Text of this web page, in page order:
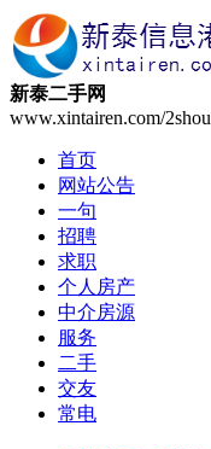
新泰二手网
www.xintairen.com/2shou
首页
网站公告
一句
招聘
求职
个人房产
中介房源
服务
二手
交友
常电